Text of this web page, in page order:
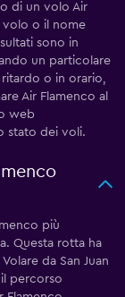
di un volo Air
volo o il nome
sono in
un particolare
o in orario,
Air Flamenco al
web
stato dei voli.
più
Questa rotta ha
da San Juan
il percorso